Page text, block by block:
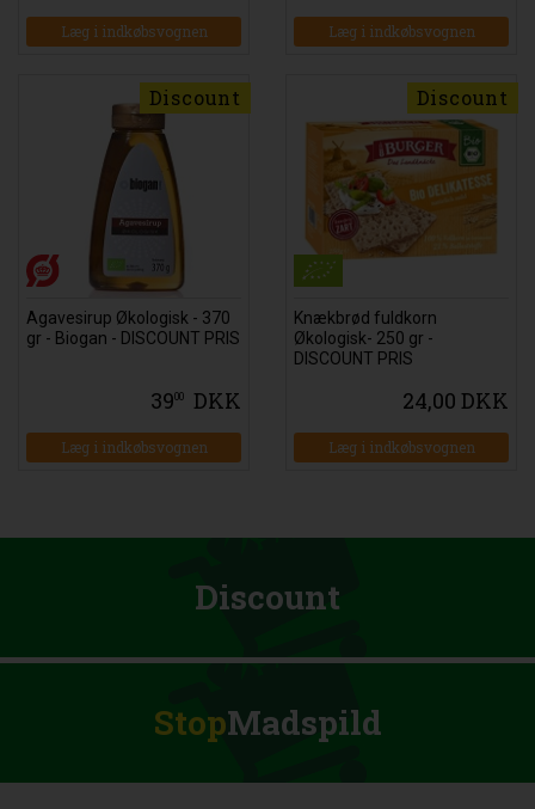
Læg i indkøbsvognen Læg i indkøbsvognen
Discount
Agavesirup Økologisk - 370
gr - Biogan - DISCOUNT PRIS
3900 DKK
Læg i indkøbsvognen
Discount
Knækbrød fuldkorn
Økologisk- 250 gr -
DISCOUNT PRIS
24,00 DKK
Læg i indkøbsvognen
Discount
StopMadspild